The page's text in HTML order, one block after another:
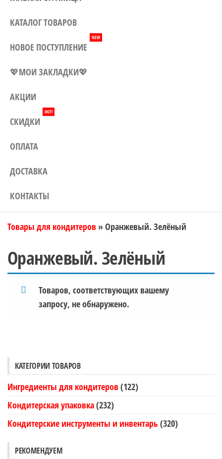
КАТАЛОГ ТОВАРОВ
НОВОЕ ПОСТУПЛЕНИЕ
NEW
💖МОИ ЗАКЛАДКИ💖
АКЦИИ
СКИДКИ
HOT!
ОПЛАТА
ДОСТАВКА
КОНТАКТЫ
Товары для кондитеров »Оранжевый. Зелёный
Оранжевый. Зелёный
Товаров, соответствующих вашему
запросу, не обнаружено.
КАТЕГОРИИ ТОВАРОВ
Ингредиенты для кондитеров(122)
Кондитерская упаковка(232)
Кондитерские инструменты и инвентарь (320)
РЕКОМЕНДУЕМ